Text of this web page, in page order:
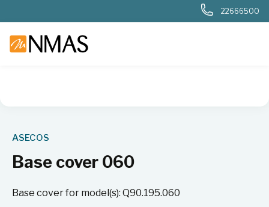
22666500
ASECOS
Base cover 060
Base cover for model(s): Q90.195.060